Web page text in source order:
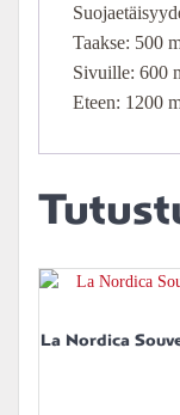
Taakse: 500
Sivuille: 600
Eteen: 1200
La Nordica